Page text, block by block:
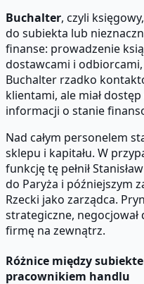
Buchalter, czyli
do subiekta lub
finanse: prowadzenie
dostawcami i
Buchalter rzadko
klientami, ale miał
informacji o stanie
Nad całym personelem
sklepu i kapitału. W
funkcję tę pełnił
do Paryża i późniejszym
Rzecki jako zarządca.
strategiczne,
firmę na zewnątrz.
Różnice między
pracownikiem handlu